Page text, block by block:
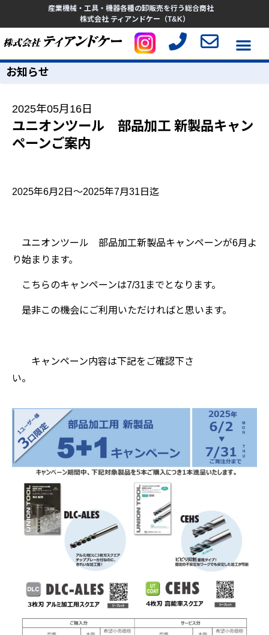
産業機械・工具・機器各種の卸販売を行う総合商社
株式会社 ティアンドケー（T&K）
お知らせ
2025年05月16日
ユニオンツール 部品加工 新製品キャン
ペーンご案内
2025年6月2日～2025年7月31日迄
ユニオンツール 部品加工新製品キャンペーンが6月よ
り始まります。
こちらのキャンペーンは7/31までとなります。
是非この機会にご利用いただければと思います。
キャンペーン内容は下記をご確認下さ
い。